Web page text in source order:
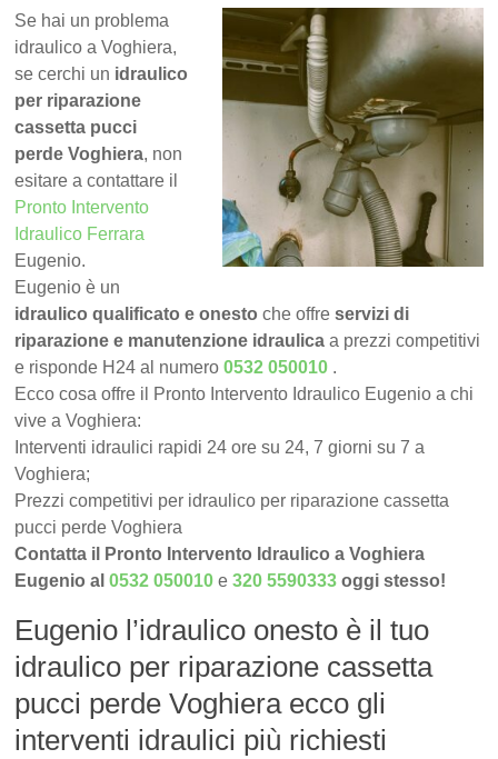
Se hai un problema
idraulico a Voghiera,
se cerchi un idraulico
per riparazione
cassetta pucci
perde Voghiera, non
esitare a contattare il
Pronto Intervento
Idraulico Ferrara
Eugenio.
Eugenio è un
idraulico qualificato e onesto che offreservizi di
riparazione e manutenzione idraulica a prezzi competitivi
e risponde H24 al numero0532 050010 .
Ecco cosa offre il Pronto Intervento Idraulico Eugenio a chi
vive a Voghiera:
Interventi idraulici rapidi 24 ore su 24, 7 giorni su 7 a
Voghiera;
Prezzi competitivi per idraulico per riparazione cassetta
pucci perde Voghiera
Contatta il Pronto Intervento Idraulico a Voghiera
Eugenio al0532 050010 e320 5590333 oggi stesso!
Eugenio l’idraulico onesto è il tuo
idraulico per riparazione cassetta
pucci perde Voghiera ecco gli
interventi idraulici più richiesti